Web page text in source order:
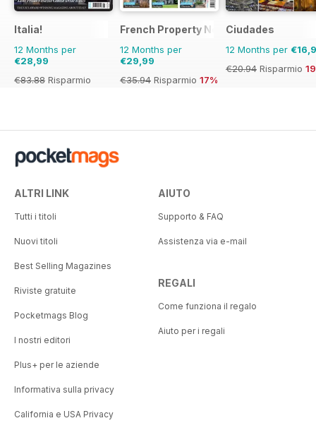
Italia!
12 Months per
€28,99
€83.88 Risparmio
French Property News
12 Months per
€29,99
€35.94 Risparmio 17%
Ciudades
12 Months per
€20.94 Risparmio
ALTRI LINK
Tutti i titoli
Nuovi titoli
Best Selling Magazines
Riviste gratuite
Pocketmags Blog
I nostri editori
Plus+ per le aziende
Informativa sulla privacy
California e USA Privacy
AIUTO
Supporto & FAQ
Assistenza via e-mail
REGALI
Come funziona il regalo
Aiuto per i regali